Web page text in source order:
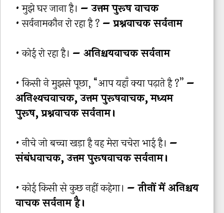
• मुझे घर जाना है। – उत्तम पुरूष वाचक
• सर्वनामकौन रो रहा है ? – प्रश्नवाचक सर्वनाम
• कोई रो रहा है। – अनिश्चयवाचक सर्वनाम
• किसी ने मुझसे पूछा, “आप यहाँ क्या पढ़ाते है ?” –
अनिश्यचवाचक, उत्तम पुरूषवाचक, मध्यम
पुरूष, प्रश्नवाचक सर्वनाम।
• नीचे जो बच्चा खड़ा है वह मेरा चचेरा भाई है। –
संबंधवाचक, उत्तम पुरूषवाचक सर्वनाम।
• कोई किसी से कुछ नहीं कहेगा। – तीनों में अनिश्चय
वाचक सर्वनाम है।